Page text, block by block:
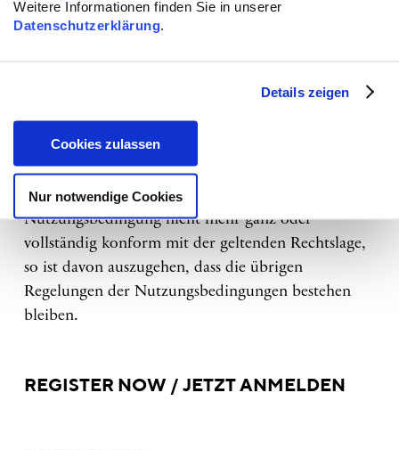
Weitere Informationen finden Sie in unserer
Datenschutzerklärung.
Details zeigen
Cookies zulassen
Nur notwendige Cookies
unbestimmte Zeit.
Diese Nutzungsbedingung ist als Teil unserer
Webseite zu betrachten, von dem aus auf den
internen Mitgliederbereich verwiesen wird.
Sind einzelne Formulierungen dieser
Nutzungsbedingung nicht mehr ganz oder
vollständig konform mit der geltenden Rechtslage,
so ist davon auszugehen, dass die übrigen
Regelungen der Nutzungsbedingungen bestehen
bleiben.
REGISTER NOW / JETZT ANMELDEN